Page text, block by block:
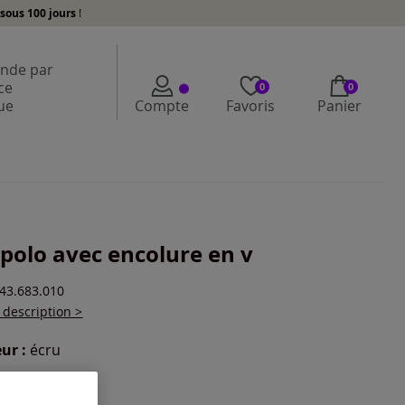
sous 100 jours !
par
Compte
0
Favoris
0
Panier
avec encolure en v
description >
: écru